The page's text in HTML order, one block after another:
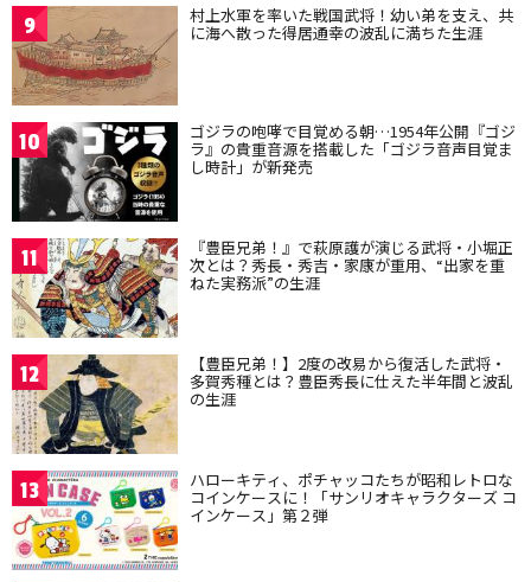
9 村上水軍を率いた戦国武将！幼い弟を支え、共
に海へ散った得居通幸の波乱に満ちた生涯
10 ゴジラの咆哮で目覚める朝…1954年公開『ゴジ
ラ』の貴重音源を搭載した「ゴジラ音声目覚ま
し時計」が新発売
11 『豊臣兄弟！』で萩原護が演じる武将・小堀正
次とは？秀長・秀吉・家康が重用、“出家を重
ねた実務派”の生涯
12 【豊臣兄弟！】2度の改易から復活した武将・
多賀秀種とは？豊臣秀長に仕えた半年間と波乱
の生涯
13 ハローキティ、ポチャッコたちが昭和レトロな
コインケースに！「サンリオキャラクターズ コ
インケース」第２弾